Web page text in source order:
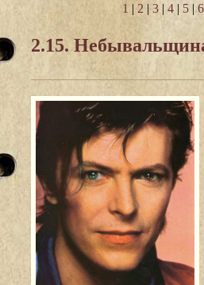
1 | 2 | 3 | 4 | 5 |6
2.15.